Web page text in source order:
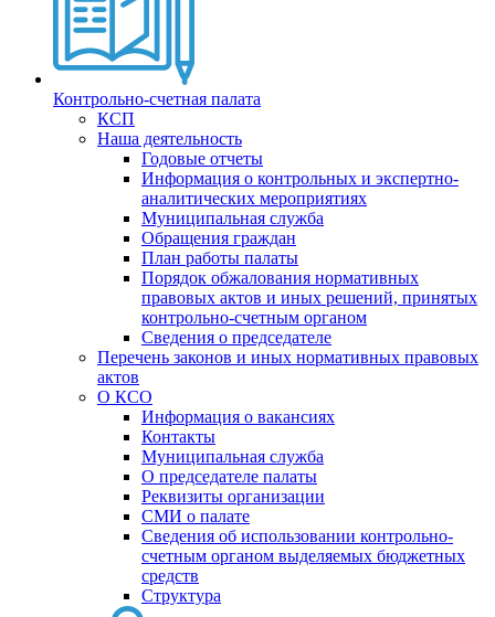
Контрольно-счетная палата
КСП
Наша деятельность
Годовые отчеты
Информация о контрольных и экспертно-
аналитических мероприятиях
Муниципальная служба
Обращения граждан
План работы палаты
Порядок обжалования нормативных
правовых актов и иных решений, принятых
контрольно-счетным органом
Сведения о председателе
Перечень законов и иных нормативных правовых
актов
О КСО
Информация о вакансиях
Контакты
Муниципальная служба
О председателе палаты
Реквизиты организации
СМИ о палате
Сведения об использовании контрольно-
счетным органом выделяемых бюджетных
средств
Структура